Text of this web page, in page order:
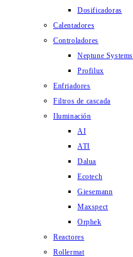
Dosificadoras
Calentadores
Controladores
Neptune Systems
Profilux
Enfriadores
Filtros de cascada
Iluminación
AI
ATI
Dalua
Ecotech
Giesemann
Maxspect
Orphek
Reactores
Rollermat